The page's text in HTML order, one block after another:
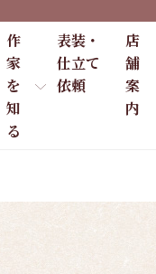
作
家
を
知
る
表装・
仕立て
依頼
店
舗
案
内